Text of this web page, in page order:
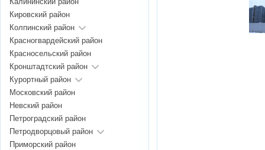
Кировский район
Колпинский район
Красногвардейский район
Красносельский район
Кронштадтский район
Курортный район
Московский район
Невский район
Петроградский район
Петродворцовый район
Приморский район